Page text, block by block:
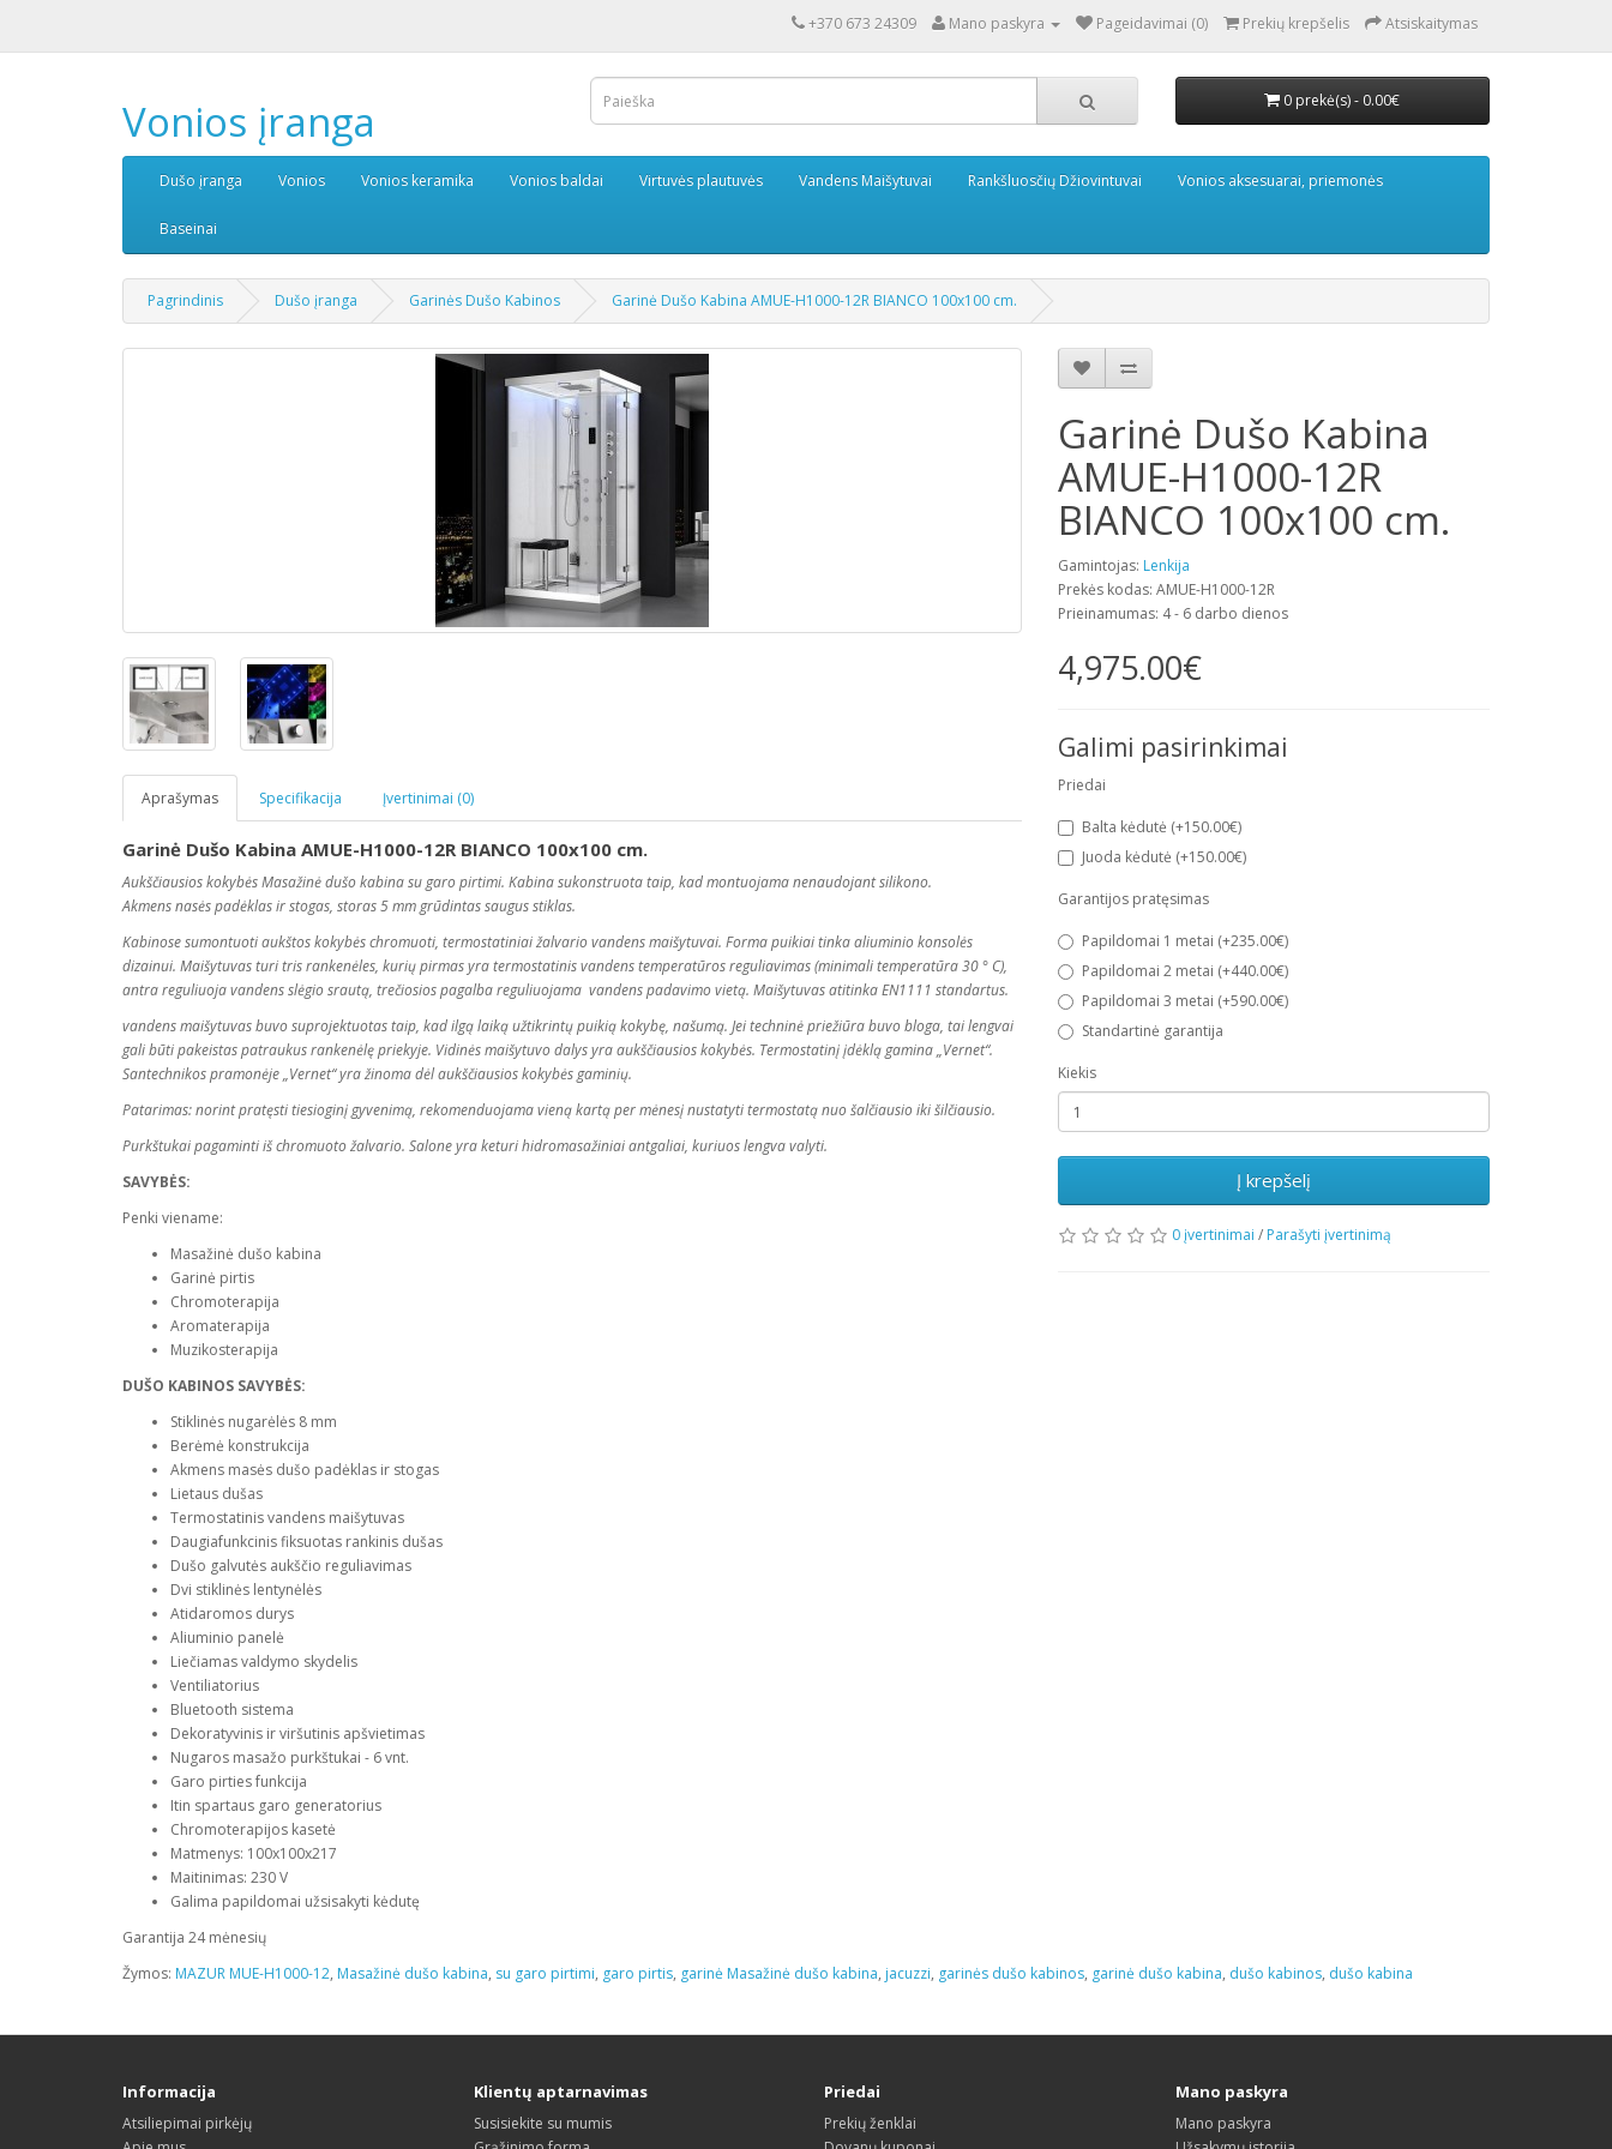
+370 673 24309 Mano paskyra Pageidavimai (0) Prekių krepšelis Atsiskaitymas
Vonios įranga 0 prekė(s) - 0.00€
Dušo įranga Vonios Vonios keramika Vonios baldai Virtuvės plautuvės Vandens Maišytuvai Rankšluosčių Džiovintuvai Vonios aksesuarai, priemonės
Baseinai
Pagrindinis Dušo įranga Garinės Dušo Kabinos Garinė Dušo Kabina AMUE-H1000-12R BIANCO 100x100 cm.
Aprašymas Specifikacija Įvertinimai (0)
Garinė Dušo Kabina AMUE-H1000-12R BIANCO 100x100 cm.
Aukščiausios kokybės Masažinė dušo kabina su garo pirtimi. Kabina sukonstruota taip, kad montuojama nenaudojant silikono.
Akmensnasėspadėklas ir stogas, storas 5 mm grūdintas saugus stiklas.
Kabinose sumontuoti aukštos kokybės chromuoti, termostatiniai žalvario vandens maišytuvai. Forma puikiai tinka aliuminio konsolės
dizainui. Maišytuvas turi tris rankenėles, kurių pirmas yra termostatinis vandens temperatūros reguliavimas (minimali temperatūra 30 ° C),
antra reguliuoja vandens slėgio srautą, trečiosios pagalba reguliuojama vandens padavimo vietą. Maišytuvas atitinka EN1111 standartus.
vandens maišytuvas buvo suprojektuotas taip, kad ilgą laiką užtikrintų puikią kokybę, našumą. Jei techninė priežiūra buvo bloga, tai lengvai
gali būti pakeistas patraukus rankenėlę priekyje. Vidinės maišytuvo dalys yra aukščiausios kokybės. Termostatinį įdėklą gamina „Vernet“.
Santechnikos pramonėje „Vernet“ yra žinoma dėl aukščiausios kokybės gaminių.
Patarimas: norint pratęsti tiesioginį gyvenimą, rekomenduojama vieną kartą per mėnesį nustatyti termostatą nuo šalčiausio iki šilčiausio.
Purkštukai pagaminti iš chromuoto žalvario. Salone yra keturi hidromasažiniai antgaliai, kuriuos lengva valyti.
SAVYBĖS:
Penki viename:
Masažinė dušo kabina
Garinė pirtis
Chromoterapija
Aromaterapija
Muzikosterapija
DUŠO KABINOS SAVYBĖS:
Stiklinės nugarėlės 8 mm
Berėmė konstrukcija
Akmens masės dušo padėklas ir stogas
Lietaus dušas
Termostatinis vandens maišytuvas
Daugiafunkcinis fiksuotas rankinis dušas
Dušo galvutės aukščio reguliavimas
Dvi stiklinės lentynėlės
Atidaromos durys
Aliuminio panelė
Liečiamas valdymo skydelis
Ventiliatorius
Bluetooth sistema
Dekoratyvinis ir viršutinis apšvietimas
Nugaros masažo purkštukai - 6 vnt.
Garo pirties funkcija
Itin spartaus garo generatorius
Chromoterapijos kasetė
Matmenys: 100x100x217
Maitinimas: 230 V
Galima papildomai užsisakyti kėdutę
Garantija 24 mėnesių
Garinė Dušo Kabina
AMUE-H1000-12R
BIANCO 100x100 cm.
Gamintojas: Lenkija
Prekės kodas: AMUE-H1000-12R
Prieinamumas: 4 - 6 darbo dienos
4,975.00€
Galimi pasirinkimai
Priedai
Balta kėdutė (+150.00€)
Juoda kėdutė (+150.00€)
Garantijos pratęsimas
Papildomai 1 metai (+235.00€)
Papildomai 2 metai (+440.00€)
Papildomai 3 metai (+590.00€)
Standartinė garantija
Kiekis
Į krepšelį
0 įvertinimai / Parašyti įvertinimą
Žymos: MAZUR MUE-H1000-12, Masažinė dušo kabina, su garo pirtimi, garo pirtis, garinė Masažinė dušo kabina, jacuzzi, garinės dušo kabinos, garinė dušo kabina, dušo kabinos, dušo kabina
Informacija
Atsiliepimai pirkėjų
Klientų aptarnavimas
Susisiekite su mumis
Priedai
Prekių ženklai
Mano paskyra
Mano paskyra